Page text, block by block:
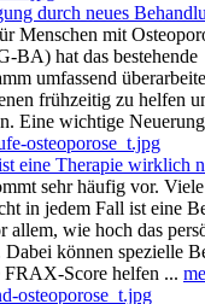
durch neues
Menschen mit
BA) hat das bestehende
umfassend
frühzeitig zu helfen
Eine wichtige
eine Therapie wirklich
sehr häufig vor.
in jedem Fall ist eine
allem, wie hoch das
können spezielle
FRAX-Score helfen ...